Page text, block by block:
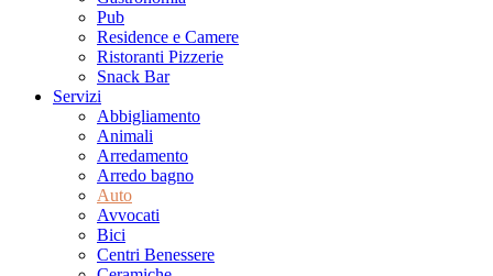
Pub
Residence e Camere
Ristoranti Pizzerie
Snack Bar
Servizi
Abbigliamento
Animali
Arredamento
Arredo bagno
Auto
Avvocati
Bici
Centri Benessere